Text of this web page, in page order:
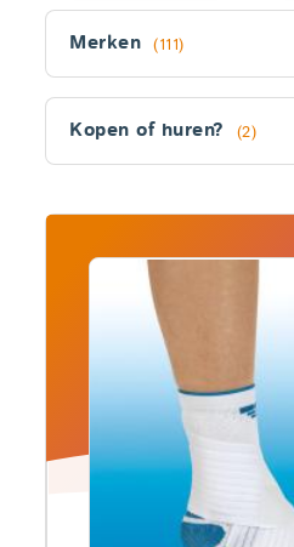
section
Filter
Merken (111)
Kopen of huren? (2)
Producten